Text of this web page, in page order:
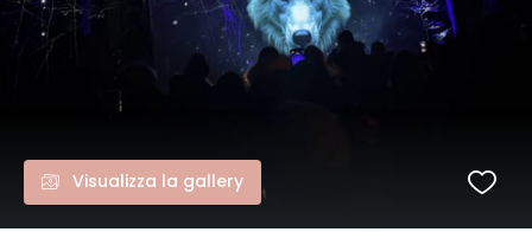
Visualizza la gallery